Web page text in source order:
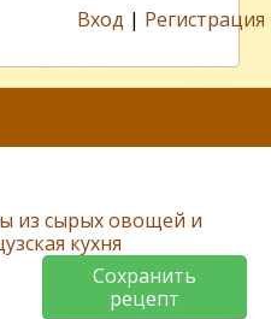
Вход | Регистрация
из сырых овощей и
кухня
Сохранить
рецепт